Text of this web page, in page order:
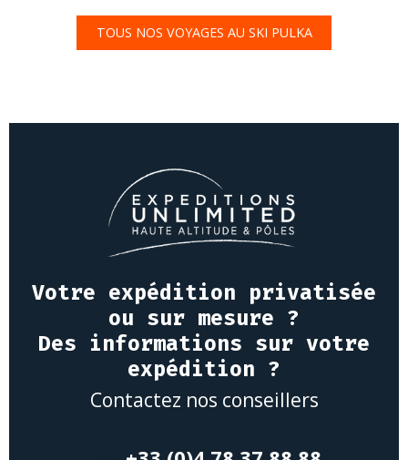
TOUS NOS VOYAGES AU SKI PULKA
Votre expédition privatisée
ou sur mesure ?
Des informations sur votre
expédition ?
Contactez nos conseillers